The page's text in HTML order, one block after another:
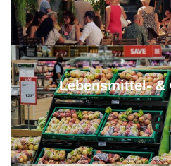
Lebensmittel- &
6